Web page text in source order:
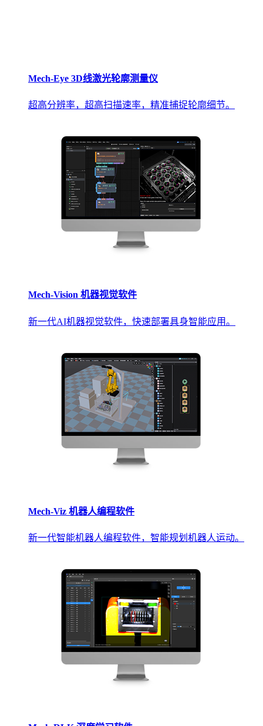
Mech-Eye 3D线激光轮廓测量仪
超高分辨率，超高扫描速率，精准捕捉轮廓细节。
Mech-Vision 机器视觉软件
新一代AI机器视觉软件，快速部署具身智能应用。
Mech-Viz 机器人编程软件
新一代智能机器人编程软件，智能规划机器人运动。